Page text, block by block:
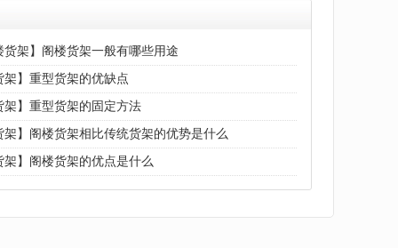
货架】阁楼货架一般有哪些用途
架】重型货架的优缺点
架】重型货架的固定方法
架】阁楼货架相比传统货架的优势是什么
架】阁楼货架的优点是什么